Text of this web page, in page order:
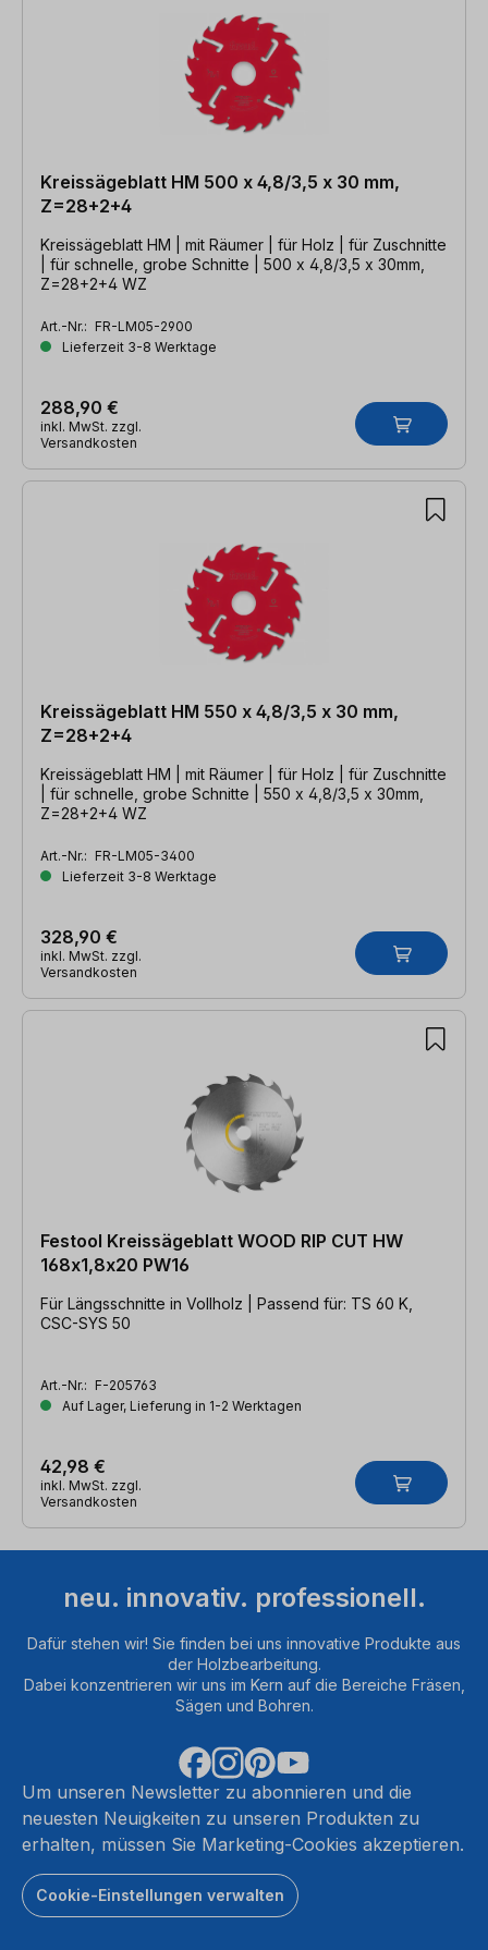
Kreissägeblatt HM 500 x 4,8/3,5 x 30 mm,
Z=28+2+4
Kreissägeblatt HM | mit Räumer | für Holz | für Zuschnitte
| für schnelle, grobe Schnitte | 500 x 4,8/3,5 x 30mm,
Z=28+2+4 WZ
Art.-Nr.: FR-LM05-2900
Lieferzeit 3-8 Werktage
288,90 €
inkl. MwSt. zzgl.
Versandkosten
Kreissägeblatt HM 550 x 4,8/3,5 x 30 mm,
Z=28+2+4
Kreissägeblatt HM | mit Räumer | für Holz | für Zuschnitte
| für schnelle, grobe Schnitte | 550 x 4,8/3,5 x 30mm,
Z=28+2+4 WZ
Art.-Nr.: FR-LM05-3400
Lieferzeit 3-8 Werktage
328,90 €
inkl. MwSt. zzgl.
Versandkosten
Festool Kreissägeblatt WOOD RIP CUT HW
168x1,8x20 PW16
Für Längsschnitte in Vollholz | Passend für: TS 60 K,
CSC-SYS 50
Art.-Nr.: F-205763
Auf Lager, Lieferung in 1-2 Werktagen
42,98 €
inkl. MwSt. zzgl.
Versandkosten
neu. innovativ. professionell.
Dafür stehen wir! Sie finden bei uns innovative Produkte aus
der Holzbearbeitung.
Dabei konzentrieren wir uns im Kern auf die Bereiche Fräsen,
Sägen und Bohren.
Um unseren Newsletter zu abonnieren und die
neuesten Neuigkeiten zu unseren Produkten zu
erhalten, müssen Sie Marketing-Cookies akzeptieren.
Cookie-Einstellungen verwalten